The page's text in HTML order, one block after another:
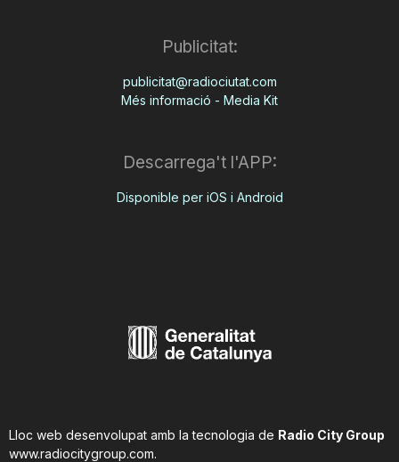
Publicitat:
publicitat@radiociutat.com
Més informació - Media Kit
Descarrega't l'APP:
Disponible per iOS i Android
Lloc web desenvolupat amb la tecnologia de Radio City Group
www.radiocitygroup.com.